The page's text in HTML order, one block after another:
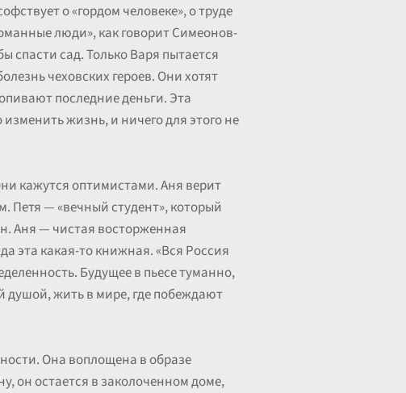
о «гордом человеке», о труде
люди», как говорит Симеонов-
спасти сад. Только Варя пытается
чеховских героев. Они хотят
последние деньги. Эта
жизнь, и ничего для этого не
кажутся оптимистами. Аня верит
Петя — «вечный студент», который
Аня — чистая восторженная
эта какая-то книжная. «Вся Россия
Будущее в пьесе туманно,
душой, жить в мире, где побеждают
Она воплощена в образе
он остается в заколоченном доме,